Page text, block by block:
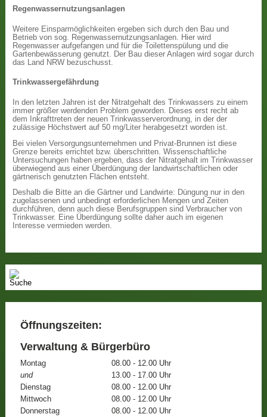
Regenwassernutzungsanlagen
Weitere Einsparmöglichkeiten ergeben sich durch den Bau und
Betrieb von sog. Regenwassernutzungsanlagen. Hier wird
Regenwasser aufgefangen und für die Toilettenspülung und die
Gartenbewässerung genutzt. Der Bau dieser Anlagen wird sogar durch
das Land NRW bezuschusst.
Trinkwassergefährdung
In den letzten Jahren ist der Nitratgehalt des Trinkwassers zu einem
immer größer werdenden Problem geworden. Dieses erst recht ab
dem Inkrafttreten der neuen Trinkwasserverordnung, in der der
zulässige Höchstwert auf 50 mg/Liter herabgesetzt worden ist.
Bei vielen Versorgungsunternehmen und Privat-Brunnen ist diese
Grenze bereits errichtet bzw. überschritten. Wissenschaftliche
Untersuchungen haben ergeben, dass der Nitratgehalt im Trinkwasser
überwiegend aus einer Überdüngung der landwirtschaftlichen oder
gärtnerisch genutzten Flächen entsteht.
Deshalb die Bitte an die Gärtner und Landwirte: Düngung nur in den
zugelassenen und unbedingt erforderlichen Mengen und Zeiten
durchführen, denn auch diese Berufsgruppen sind Verbraucher von
Trinkwasser. Eine Überdüngung sollte daher auch im eigenen
Interesse vermieden werden.
Öffnungszeiten:
Verwaltung & Bürgerbüro
Montag
08.00 - 12.00 Uhr
und
13.00 - 17.00 Uhr
Dienstag
08.00 - 12.00 Uhr
Mittwoch
08.00 - 12.00 Uhr
Donnerstag
08.00 - 12.00 Uhr